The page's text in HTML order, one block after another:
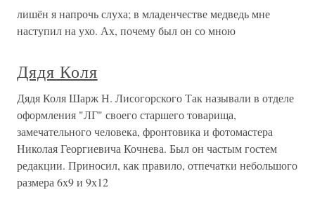
лишён я напрочь слуха; в младенчестве медведь мне
наступил на ухо. Ах, почему был он со мною
Дядя Коля
Дядя Коля Шарж Н. Лисогорского Так называли в отделе
оформления "ЛГ" своего старшего товарища,
замечательного человека, фронтовика и фотомастера
Николая Георгиевича Кочнева. Был он частым гостем
редакции. Приносил, как правило, отпечатки небольшого
размера 6х9 и 9х12